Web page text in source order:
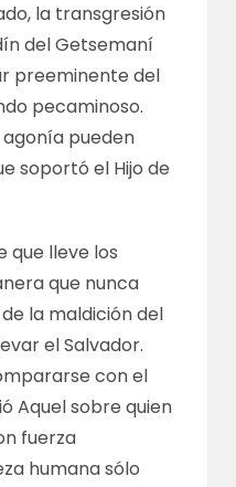
la transgresión
del Getsemaní
preeminente del
pecaminoso.
agonía pueden
soportó el Hijo de
que lleve los
que nunca
la maldición del
el Salvador.
con el
Aquel sobre quien
fuerza
humana sólo